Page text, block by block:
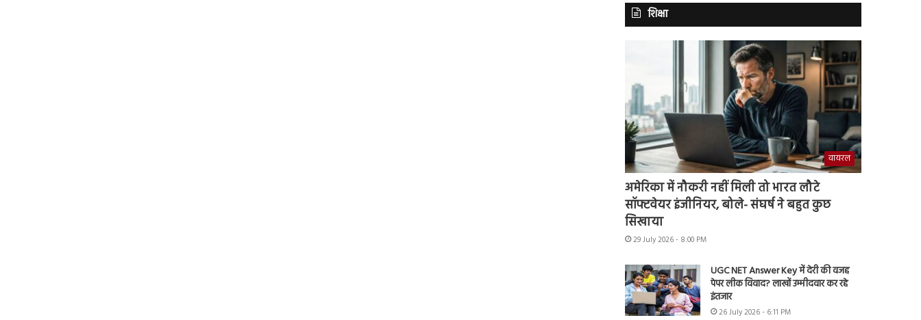
शिक्षा
वायरल
अमेरिका में नौकरी नहीं मिली तो भारत लौटे
सॉफ्टवेयर इंजीनियर, बोले- संघर्ष ने बहुत कुछ
सिखाया
29 July 2026 - 8:00 PM
UGC NET Answer Key में देरी की वजह
पेपर लीक विवाद? लाखों उम्मीदवार कर रहे
इंतजार
26 July 2026 - 6:11 PM